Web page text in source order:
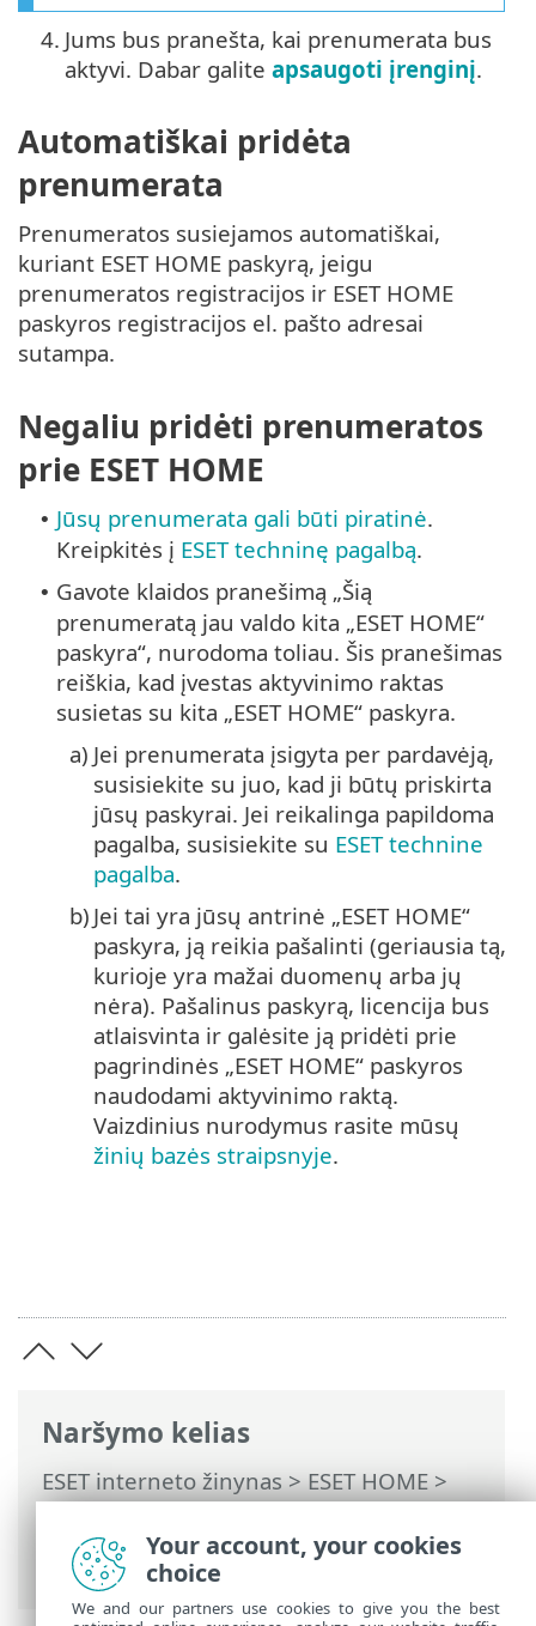
Naršymo kelias
ESET interneto žinynas>ESET HOME>
Darbas su ESET HOME>Prenumeratos ir
prenumeratų valdymas> Prenumeratos
pridėjimas
4. Jums bus pranešta, kai prenumerata bus
aktyvi. Dabar galite apsaugoti įrenginį.
Automatiškai pridėta
prenumerata
Prenumeratos susiejamos automatiškai,
kuriant ESET HOME paskyrą, jeigu
prenumeratos registracijos ir ESET HOME
paskyros registracijos el. pašto adresai
sutampa.
Negaliu pridėti prenumeratos
prie ESET HOME
• Jūsų prenumerata gali būti piratinė.
Kreipkitės į ESET techninę pagalbą.
• Gavote klaidos pranešimą „Šią
prenumeratą jau valdo kita „ESET HOME“
paskyra“, nurodoma toliau. Šis pranešimas
reiškia, kad įvestas aktyvinimo raktas
susietas su kita „ESET HOME“ paskyra.
a) Jei prenumerata įsigyta per pardavėją,
susisiekite su juo, kad ji būtų priskirta
jūsų paskyrai. Jei reikalinga papildoma
pagalba, susisiekite su ESET technine
pagalba.
b) Jei tai yra jūsų antrinė „ESET HOME“
paskyra, ją reikia pašalinti (geriausia tą,
kurioje yra mažai duomenų arba jų
nėra). Pašalinus paskyrą, licencija bus
atlaisvinta ir galėsite ją pridėti prie
pagrindinės „ESET HOME“ paskyros
naudodami aktyvinimo raktą.
Vaizdinius nurodymus rasite mūsų
žinių bazės straipsnyje.
Your account, your cookies
choice
We and our partners use cookies to give you the best